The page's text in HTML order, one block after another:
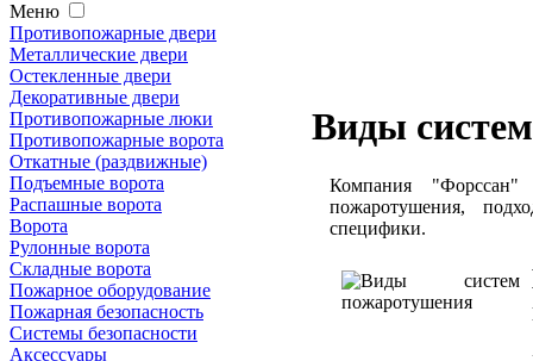
Меню
Противопожарные двери
Металлические двери
Остекленные двери
Декоративные двери
Противопожарные люки
Противопожарные ворота
Откатные (раздвижные)
Подъемные ворота
Распашные ворота
Ворота
Рулонные ворота
Складные ворота
Пожарное оборудование
Пожарная безопасность
Системы безопасности
Аксессуары
Виды
Компания "Форссан"
пожаротушения,
специфики.